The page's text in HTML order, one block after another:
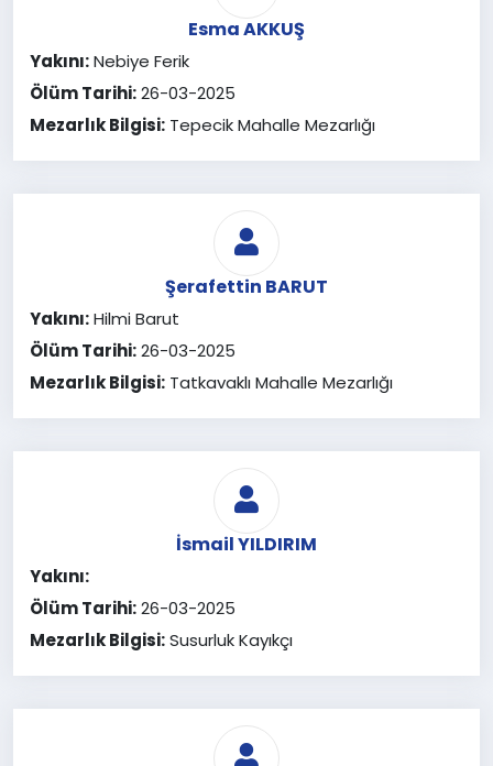
Esma AKKUŞ
Yakını:Nebiye Ferik
Ölüm Tarihi:26-03-2025
Mezarlık Bilgisi: Tepecik Mahalle Mezarlığı
Şerafettin BARUT
Yakını:Hilmi Barut
Ölüm Tarihi:26-03-2025
Mezarlık Bilgisi: Tatkavaklı Mahalle Mezarlığı
İsmail YILDIRIM
Yakını:
Ölüm Tarihi:26-03-2025
Mezarlık Bilgisi:Susurluk Kayıkçı